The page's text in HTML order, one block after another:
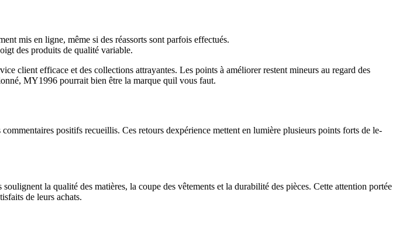
mis en ligne, même si des réassorts sont parfois effectués.
des produits de qualité variable.
client efficace et des collections attrayantes. Les points à améliorer restent mineurs au regard des
MY1996 pourrait bien être la marque quil vous faut.
positifs recueillis. Ces retours dexpérience mettent en lumière plusieurs points forts de le-
la qualité des matières, la coupe des vêtements et la durabilité des pièces. Cette attention portée
de leurs achats.